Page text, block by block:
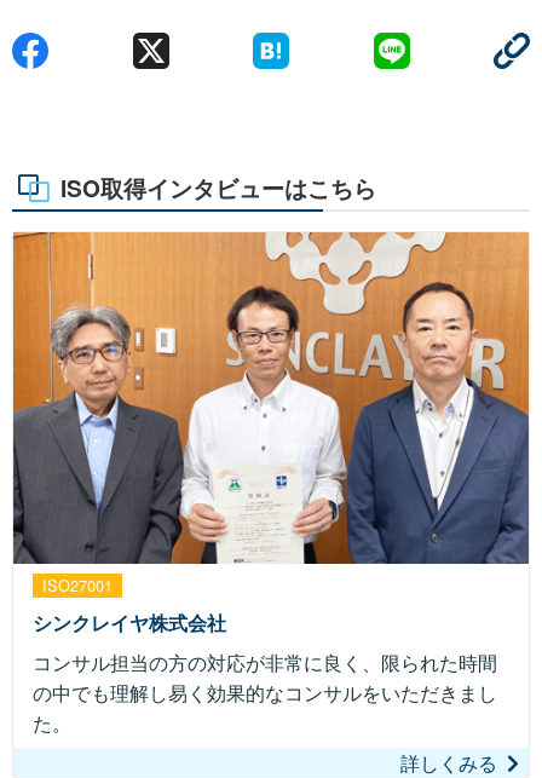
ISO取得インタビューはこちら
ISO27001
シンクレイヤ株式会社
コンサル担当の方の対応が非常に良く、限られた時間
の中でも理解し易く効果的なコンサルをいただきまし
た。
詳しくみる